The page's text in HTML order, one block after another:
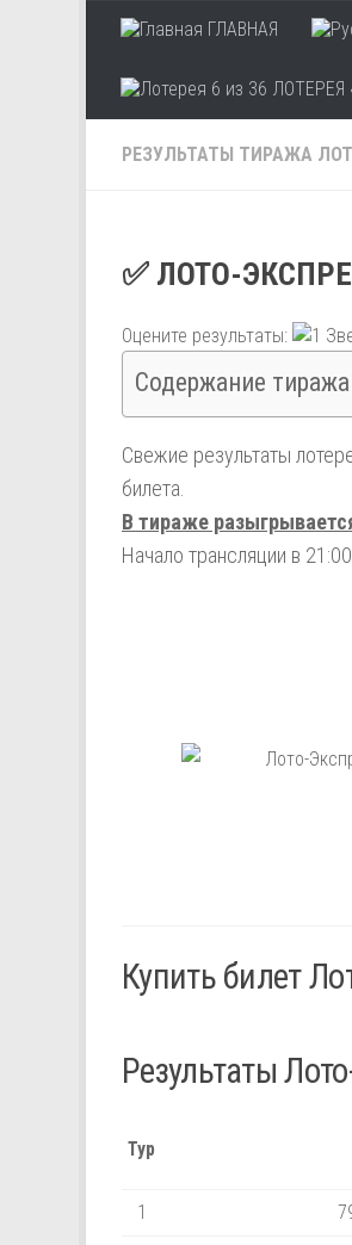
Skip to contentГЛАВНАЯ
ЛОТЕРЕЯ
РЕЗУЛЬТАТЫ ТИРАЖА
✅ ЛОТО-
Оцените результаты:
Содержание тиража
Свежие результаты
билета.
В тираже
Начало трансляции в
Купить билет
Результаты
Тур
1